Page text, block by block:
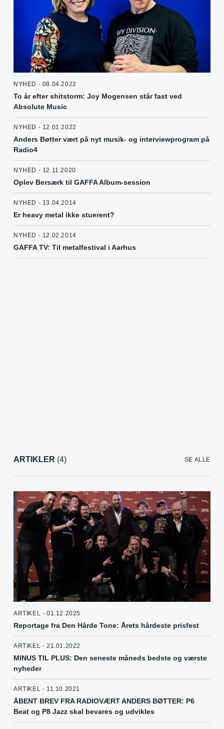
NYHED - 08.04.2022
To år efter shitstorm: Joy Mogensen står fast ved
Absolute Music
NYHED - 12.01.2022
Anders Bøtter vært på nyt musik- og interviewprogram på
Radio4
NYHED - 12.11.2020
Oplev Bersærk til GAFFA Album-session
NYHED - 13.04.2014
Er heavy metal ikke stuerent?
NYHED - 12.02.2014
GAFFA TV: Til metalfestival i Aarhus
ARTIKLER (4) SE ALLE
ARTIKEL - 01.12.2025
Reportage fra Den Hårde Tone: Årets hårdeste prisfest
ARTIKEL - 21.01.2022
MINUS TIL PLUS: Den seneste måneds bedste og værste
nyheder
ARTIKEL - 11.10.2021
ÅBENT BREV FRA RADIOVÆRT ANDERS BØTTER: P6
Beat og P8 Jazz skal bevares og udvikles